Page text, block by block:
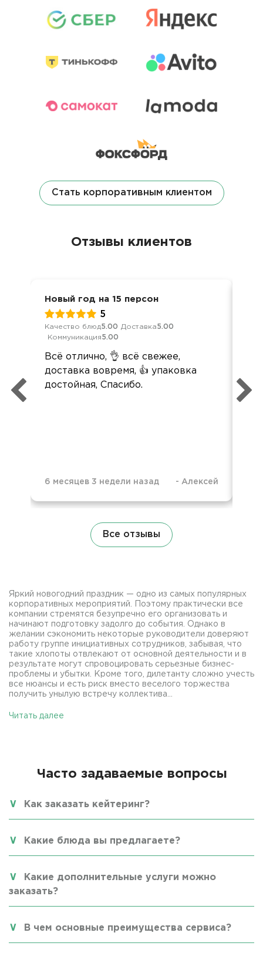
Стать корпоративным клиентом
Отзывы клиентов
Новый год на 15 персон
5
Качество блюд5.00 Доставка5.00
Коммуникация5.00
Всё отлично, 👌 всё свежее,
доставка вовремя, 👍 упаковка
достойная, Спасибо.
6 месяцев 3 недели назад - Алексей
Все отзывы
Яркий новогодний праздник — одно из самых популярных
корпоративных мероприятий. Поэтому практически все
компании стремятся безупречно его организовать и
начинают подготовку задолго до события. Однако в
желании сэкономить некоторые руководители доверяют
работу группе инициативных сотрудников, забывая, что
такие хлопоты отвлекают от основной деятельности и в
результате могут спровоцировать серьезные бизнес-
проблемы и убытки. Кроме того, дилетанту сложно учесть
все нюансы и есть риск вместо веселого торжества
получить унылую встречу коллектива...
Читать далее
Часто задаваемые вопросы
Как заказать кейтеринг?
Какие блюда вы предлагаете?
Какие дополнительные услуги можно
заказать?
В чем основные преимущества сервиса?